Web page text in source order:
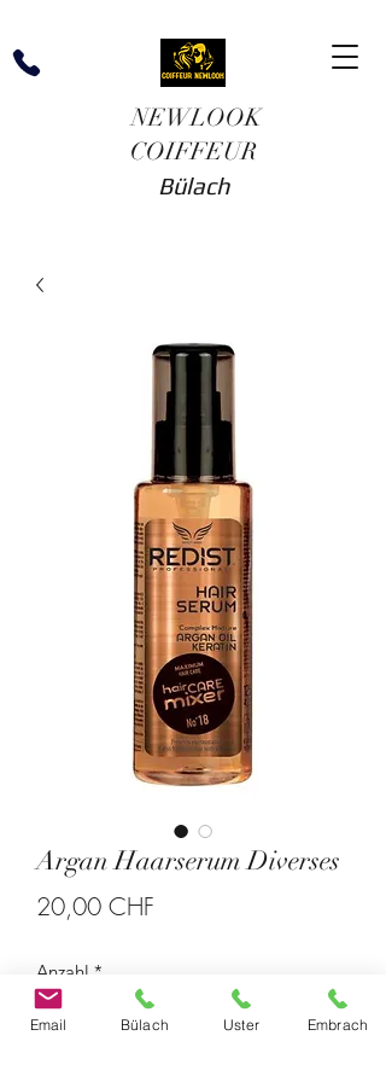
NEWLOOK
COIFFEUR
Bülach
Argan Haarserum Diverses
20,00 CHF
Anzahl *
Email Bülach Uster Embrach